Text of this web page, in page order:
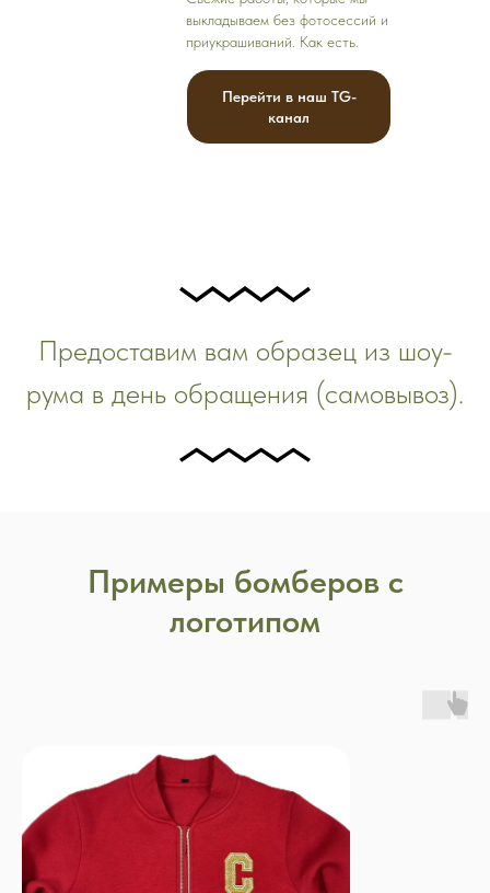
выкладываем без фотосессий и
приукрашиваний. Как есть.
Перейти в наш TG-
канал
Предоставим вам образец из шоу-
рума в день обращения (самовывоз).
Примеры бомберов с
логотипом